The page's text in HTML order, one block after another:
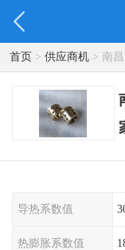
首页> 供应商机> 南昌
导热系数值
热膨胀系数值